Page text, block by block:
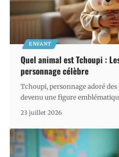
ENFANT
Quel animal est Tchoupi :
personnage célèbre
Tchoupi, personnage adoré
devenu une figure
23 juillet 2026